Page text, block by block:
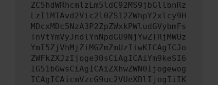
ZC5hdWRhcmlzLm5ldC92MS9jbGllbnRz
LzI1MTAvd2Vic2l0ZS12ZWhpY2xlcy9H
MDcxMDc5NzA3P2ZpZWxkPWludGVybmFs
TnVtYmVyJndlYnNpdGU9NjYwZTRjMWUz
YmI5ZjVhMjZiMGZmZmUzIiwKICAgICJo
ZWFkZXJzIjoge30sCiAgICAiYm9keSI6
IG51bGwsCiAgICAiZXhwZWN0Ijogewog
ICAgICAicmVzcG9uc2VUeXBlIjogIiIK